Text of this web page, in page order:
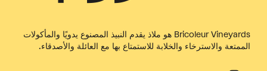
Bricoleur Vineyards هو ملاذ يقدم النبيذ المصنوع يدويًا والمأكولات
الممتعة والاسترخاء والخلابة للاستمتاع بها مع العائلة والأصدقاء.